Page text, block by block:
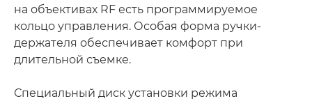
на объективах RF есть программируемое
кольцо управления. Особая форма ручки-
держателя обеспечивает комфорт при
длительной съемке.
Специальный диск установки режима